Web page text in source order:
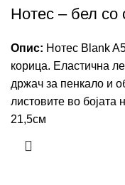
Нотес – бел со
Опис: Нотес Blank
корица. Еластична
држач за пенкало и
листовите во бојата
21,5см